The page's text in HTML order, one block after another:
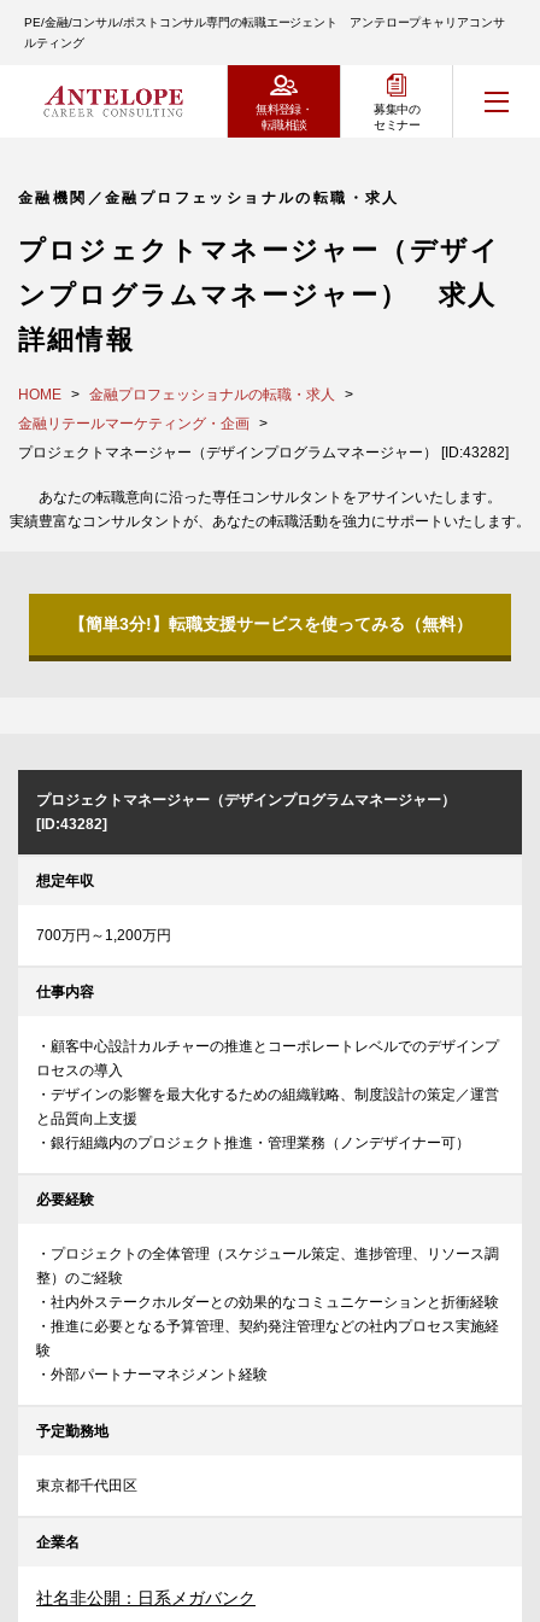
PE/金融/コンサル/ポストコンサル専門の転職エージェント アンテロープキャリアコンサ
ルティング
無料登録・
転職相談
募集中の
セミナー
金融機関／金融プロフェッショナルの転職・求人
プロジェクトマネージャー（デザイ
ンプログラムマネージャー） 求人
詳細情報
HOME
金融プロフェッショナルの転職・求人
金融リテールマーケティング・企画
プロジェクトマネージャー（デザインプログラムマネージャー） [ID:43282]
あなたの転職意向に沿った専任コンサルタントをアサインいたします。
実績豊富なコンサルタントが、あなたの転職活動を強力にサポートいたします。
【簡単3分!】転職支援サービスを使ってみる（無料）
プロジェクトマネージャー（デザインプログラムマネージャー）
[ID:43282]
想定年収
700万円～1,200万円
仕事内容
・顧客中心設計カルチャーの推進とコーポレートレベルでのデザインプ
ロセスの導入
・デザインの影響を最大化するための組織戦略、制度設計の策定／運営
と品質向上支援
・銀行組織内のプロジェクト推進・管理業務（ノンデザイナー可）
必要経験
・プロジェクトの全体管理（スケジュール策定、進捗管理、リソース調
整）のご経験
・社内外ステークホルダーとの効果的なコミュニケーションと折衝経験
・推進に必要となる予算管理、契約発注管理などの社内プロセス実施経
験
・外部パートナーマネジメント経験
予定勤務地
東京都千代田区
企業名
社名非公開：日系メガバンク